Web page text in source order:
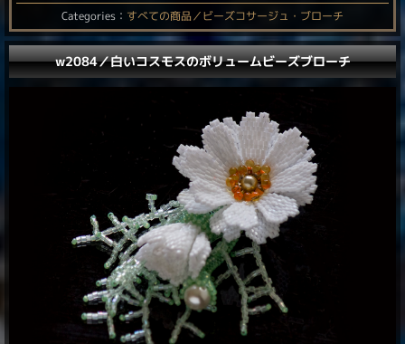
Categories： すべての商品／ビーズコサージュ・ブローチ
w2084／白いコスモスのボリュームビーズブローチ